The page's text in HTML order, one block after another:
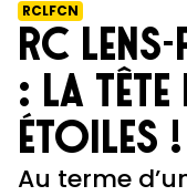
RCLFCN
RC
: La
étoiles !
Au terme